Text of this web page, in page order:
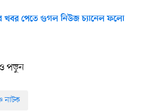
পেতে গুগল নিউজ চ্যানেল ফলো
পড়ুন
নাটক